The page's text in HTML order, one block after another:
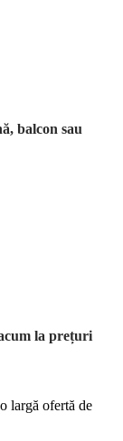
balcon sau
la prețuri
largă ofertă de